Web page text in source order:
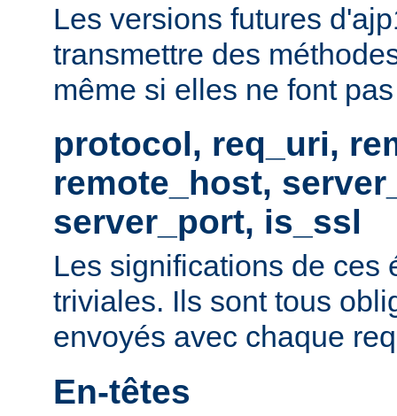
Les versions futures
transmettre des
même si elles ne font
protocol, req_uri,
remote_host,
server_port, is_ssl
Les significations de ces
triviales. Ils sont tous
envoyés avec chaque
En-têtes